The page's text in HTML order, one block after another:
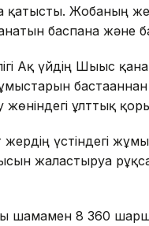
қатысты. Жобаның
баспана және
Ақ үйдің Шығыс
ұлттық
жердің үстіндегі
жалғастыруға
шамамен 8 360